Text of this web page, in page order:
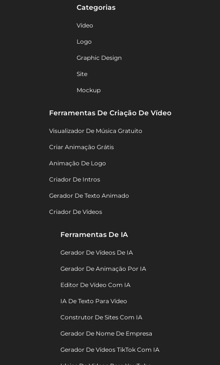
Categorias
Vídeo
Logo
Graphic Design
Site
Mockup
Ferramentas De Criação De Vídeo
Visualizador De Música Gratuito
Criar Animação Grátis
Animação De Logo
Criador De Intros
Gerador De Texto Animado
Criador De Vídeos
Ferramentas De IA
Gerador De Vídeos De IA
Gerador De Animação Por IA
Editor De Vídeo Com IA
IA De Texto Para Vídeo
Construtor De Sites Com IA
Gerador De Nome De Empresa
Gerador De Vídeos TikTok Com IA